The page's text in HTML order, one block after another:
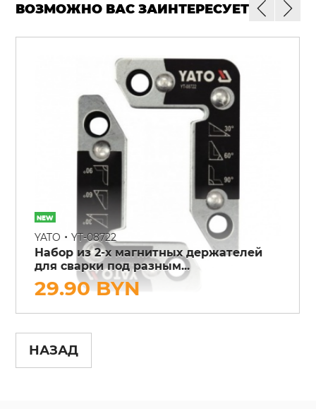
ВОЗМОЖНО ВАС ЗАИНТЕРЕСУЕТ
YATO • YT-08722
Набор из 2-х магнитных держателей
для сварки под разным...
29.90 BYN
НАЗАД